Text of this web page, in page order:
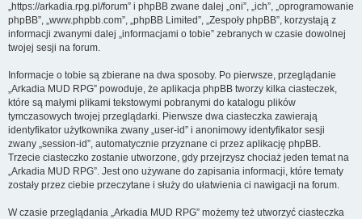
„https://arkadia.rpg.pl/forum” i phpBB zwane dalej „oni”, „ich”, „oprogramowanie
phpBB”, „www.phpbb.com”, „phpBB Limited”, „Zespoły phpBB”, korzystają z
informacji zwanymi dalej „informacjami o tobie” zebranych w czasie dowolnej
twojej sesji na forum.
Informacje o tobie są zbierane na dwa sposoby. Po pierwsze, przeglądanie
„Arkadia MUD RPG” powoduje, że aplikacja phpBB tworzy kilka ciasteczek,
które są małymi plikami tekstowymi pobranymi do katalogu plików
tymczasowych twojej przeglądarki. Pierwsze dwa ciasteczka zawierają
identyfikator użytkownika zwany „user-id” i anonimowy identyfikator sesji
zwany „session-id”, automatycznie przyznane ci przez aplikację phpBB.
Trzecie ciasteczko zostanie utworzone, gdy przejrzysz chociaż jeden temat na
„Arkadia MUD RPG”. Jest ono używane do zapisania informacji, które tematy
zostały przez ciebie przeczytane i służy do ułatwienia ci nawigacji na forum.
W czasie przeglądania „Arkadia MUD RPG” możemy też utworzyć ciasteczka